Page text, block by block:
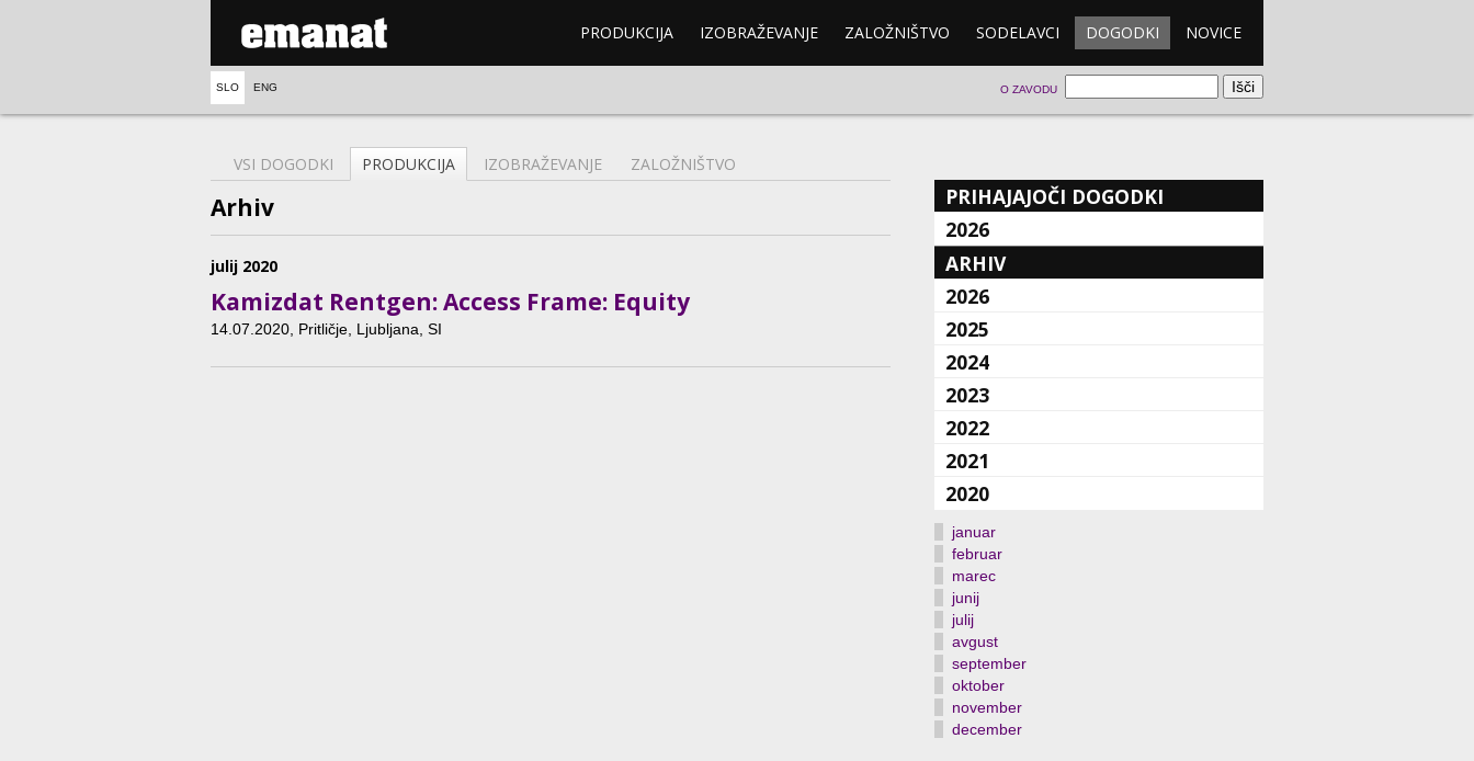
PRODUKCIJA IZOBRAŽEVANJE ZALOŽNIŠTVO SODELAVCI DOGODKI NOVICE
SLO ENG O ZAVODU
VSI DOGODKI PRODUKCIJA IZOBRAŽEVANJE ZALOŽNIŠTVO
Arhiv
julij 2020
Kamizdat Rentgen: Access Frame: Equity
14.07.2020, Pritličje, Ljubljana, SI
PRIHAJAJOČI DOGODKI
2026
ARHIV
2026
2025
2024
2023
2022
2021
2020
januar
februar
marec
junij
julij
avgust
september
oktober
november
december